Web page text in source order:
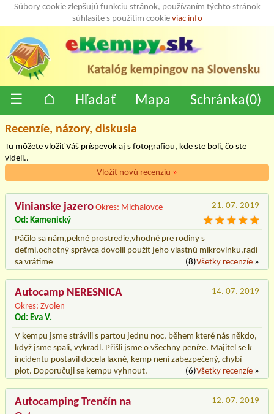
Súbory cookie zlepšujú funkciu stránok, používaním týchto stránok
súhlasíte s použitím cookie viac info
☰ ⌂ Hľadať Mapa Schránka(0)
Recenzíe, názory, diskusia
Tu môžete vložiť Váš príspevok aj s fotografiou, kde ste boli, čo ste
videli..
Vložiť novú recenziu »
Vinianske jazero Okres: Michalovce
21. 07. 2019
Od: Kamenický
Páčilo sa nám,pekné prostredie,vhodné pre rodiny s
deťmi,ochotný správca dovolil použiť jeho vlastnú mikrovlnku,radi
sa vrátime
(8)Všetky recenzíe »
Autocamp NERESNICA
Okres: Zvolen
14. 07. 2019
Od: Eva V.
V kempu jsme strávili s partou jednu noc, během které nás někdo,
když jsme spali, vykradl. Přišli jsme o všechny peníze. Majitel se k
incidentu postavil docela laxně, kemp není zabezpečený, chybí
plot. Doporučuji se kempu vyhnout.
(6)Všetky recenzíe »
Autocamping Trenčín na
12. 07. 2019